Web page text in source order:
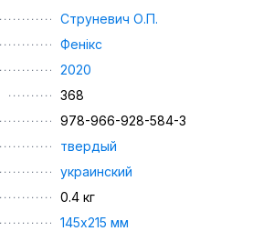
Струневич О.П.
Фенікс
2020
368
978-966-928-584-3
твердый
украинский
0.4 кг
145х215 мм